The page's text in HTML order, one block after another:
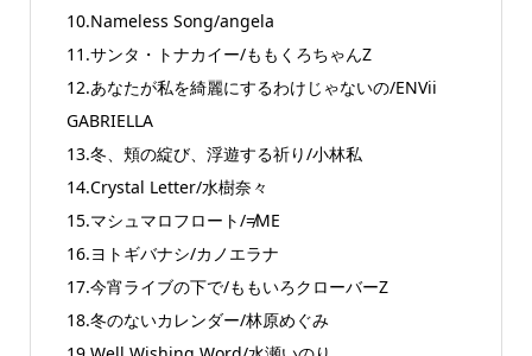
10.Nameless Song/angela
11.サンタ・トナカイー/ももくろちゃんZ
12.あなたが私を綺麗にするわけじゃないの/ENVii
GABRIELLA
13.冬、頬の綻び、浮遊する祈り/小林私
14.Crystal Letter/水樹奈々
15.マシュマロフロート/≠ME
16.ヨトギバナシ/カノエラナ
17.今宵ライブの下で/ももいろクローバーZ
18.冬のないカレンダー/林原めぐみ